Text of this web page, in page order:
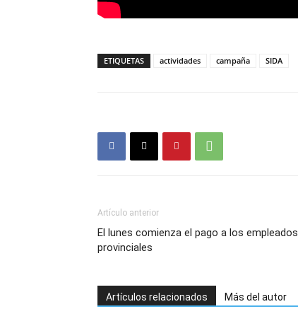
ETIQUETAS actividades campaña SIDA
Artículo anterior
El lunes comienza el pago a los empleados
provinciales
Artículos relacionados Más del autor